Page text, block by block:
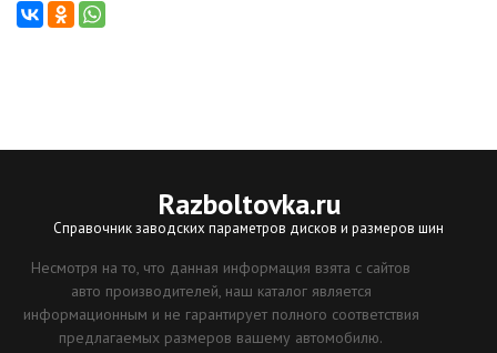
Razboltovka.ru
Справочник заводских параметров дисков и размеров шин
Несмотря на то, что данная информация взята с сайтов
авто производителей, наш каталог является
информационным и не гарантирует полного соответствия
предлагаемых размеров вашему автомобилю.